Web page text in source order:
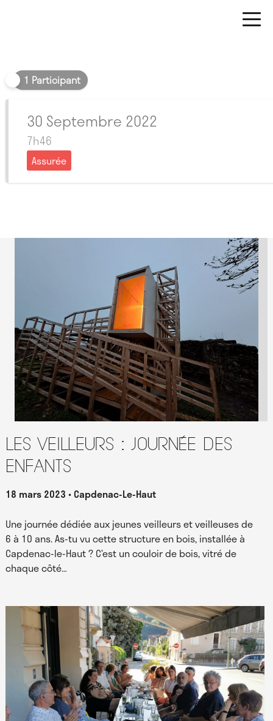
1 Participant
30 Septembre 2022
7h46
Assurée
Les Veilleurs : journée des
enfants
18 mars 2023 Capdenac-Le-Haut
Une journée dédiée aux jeunes veilleurs et veilleuses de
6 à 10 ans. As-tu vu cette structure en bois, installée à
Capdenac-le-Haut ? C’est un couloir de bois, vitré de
chaque côté…